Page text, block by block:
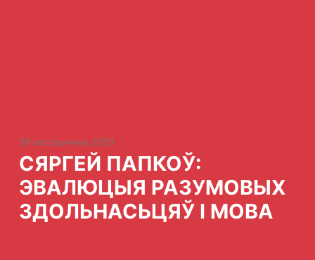
26 кастрычніка 2023
СЯРГЕЙ ПАПКОЎ:
ЭВАЛЮЦЫЯ РАЗУМОВЫХ
ЗДОЛЬНАСЬЦЯЎ І МОВА